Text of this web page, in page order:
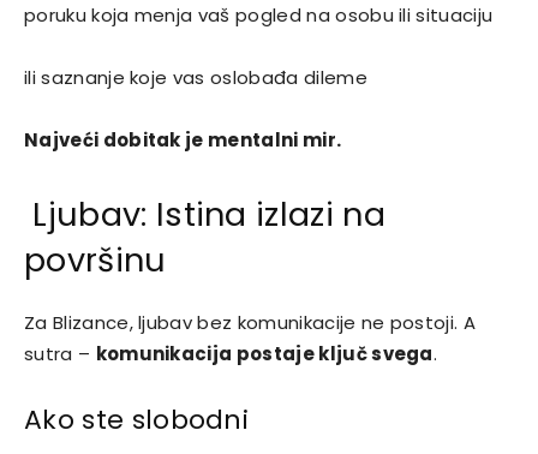
poruku koja menja vaš pogled na osobu ili situaciju
ili saznanje koje vas oslobađa dileme
Najveći dobitak je mentalni mir.
Ljubav: Istina izlazi na
površinu
Za Blizance, ljubav bez komunikacije ne postoji. A
sutra – komunikacija postaje ključ svega.
Ako ste slobodni